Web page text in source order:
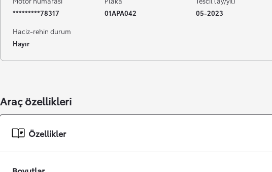
*********78317
01APA042
05-2023
Haciz-rehin durum
Hayır
Araç özellikleri
Özellikler